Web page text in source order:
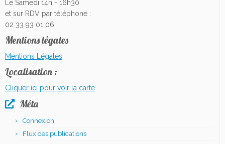
Le Samedi 14h - 16h30
et sur RDV par téléphone :
02 33 93 01 06
Mentions légales
Mentions Légales
Localisation :
Cliquer ici pour voir la carte
Méta
Connexion
Flux des publications